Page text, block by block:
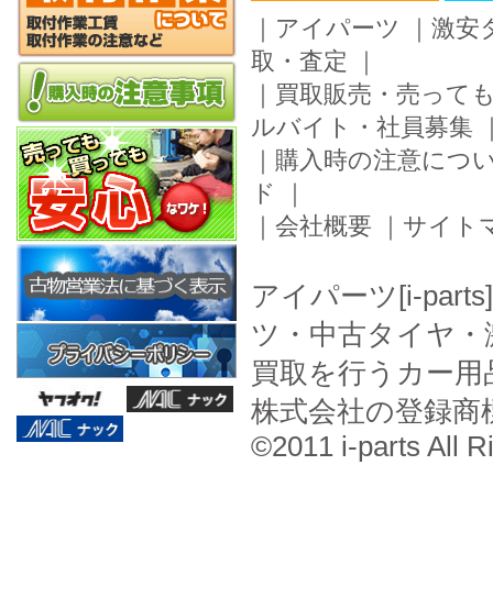
｜ アイパーツ ｜ 激安
取・査定 ｜
｜ 買取販売・売って
ルバイト・社員募集
｜ 購入時の注意につ
ド
｜
｜ 会社概要 ｜ サイト
アイパーツ[i-
ツ・中古タイヤ
買取を行うカー
株式会社の登録商
©2011 i-parts All